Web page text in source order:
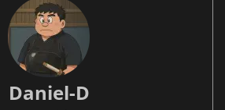
Daniel-D